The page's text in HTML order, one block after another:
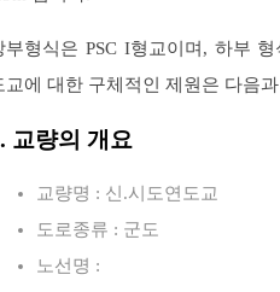
부형식은 PSC I형교이며, 하부
교에 대한 구체적인 제원은 다음
교량의 개요
교량명 : 신.시도연도교
도로종류 : 군도
노선명 :